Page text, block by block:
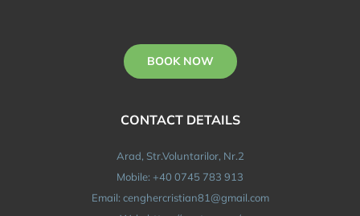
BOOK NOW
CONTACT DETAILS
Arad, Str.Voluntarilor, Nr.2
Mobile: +40 0745 783 913
Email: cenghercristian81@gmail.com